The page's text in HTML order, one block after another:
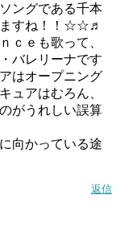
ングである千本
ますね！！☆☆♬
ｃｅも歌って、
バレリーナです
はオープニング
アはむろん、
がうれしい誤算
向かっている途
返信